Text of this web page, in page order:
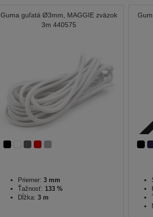
Guma guľatá Ø3mm, MAGGIE zväzok
3m 440575
Priemer: 3 mm
Ťažnosť: 133 %
Dĺžka: 3 m